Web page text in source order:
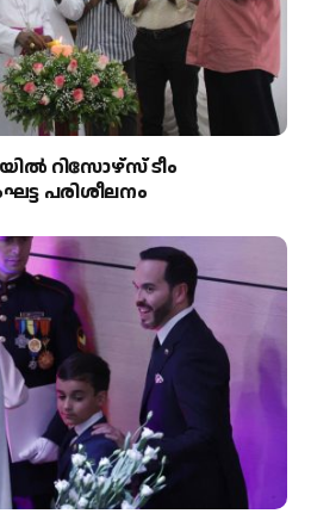
റിസോഴ്സ് ടീം
പരിശീലനം